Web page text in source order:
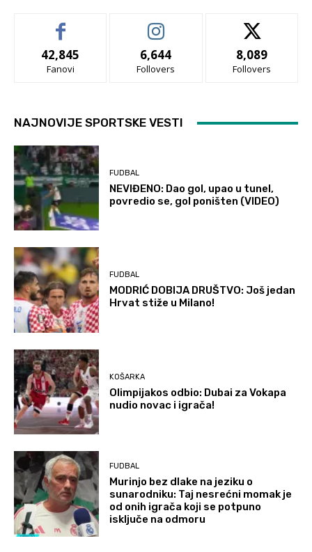
42,845
Fanovi
6,644
Follovers
8,089
Follovers
NAJNOVIJE SPORTSKE VESTI
FUDBAL
NEVIĐENO: Dao gol, upao u tunel,
povredio se, gol poništen (VIDEO)
FUDBAL
MODRIĆ DOBIJA DRUŠTVO: Još jedan
Hrvat stiže u Milano!
KOŠARKA
Olimpijakos odbio: Dubai za Vokapa
nudio novac i igrača!
FUDBAL
Murinjo bez dlake na jeziku o
sunarodniku: Taj nesrećni momak je
od onih igrača koji se potpuno
isključe na odmoru